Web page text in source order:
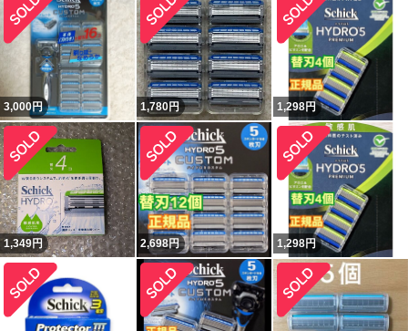
3,000円 1,780円 1,298円
1,349円 2,698円 1,298円